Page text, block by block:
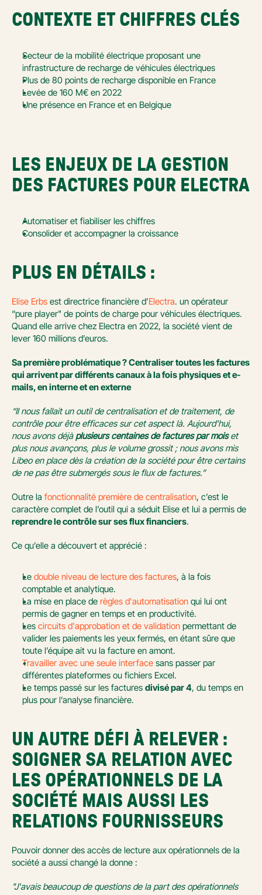
CONTEXTE ET CHIFFRES CLÉS
Secteur de la mobilité électrique proposant une
infrastructure de recharge de véhicules électriques
Plus de 80 points de recharge disponible en France
Levée de 160 M€ en 2022
Une présence en France et en Belgique
LES ENJEUX DE LA GESTION
DES FACTURES POUR ELECTRA
Automatiser et fiabiliser les chiffres
Consolider et accompagner la croissance
PLUS EN DÉTAILS :
Elise Erbs est directrice financière d’Electra. un opérateur
“pure player" de points de charge pour véhicules électriques.
Quand elle arrive chez Electra en 2022, la société vient de
lever 160 millions d’euros.
Sa première problématique ? Centraliser toutes les factures
qui arrivent par différents canaux à la fois physiques et e-
mails, en interne et en externe
“Il nous fallait un outil de centralisation et de traitement, de
contrôle pour être efficaces sur cet aspect là. Aujourd'hui,
nous avons déjà plusieurs centaines de factures par mois et
plus nous avançons, plus le volume grossit ; nous avons mis
Libeo en place dès la création de la société pour être certains
de ne pas être submergés sous le flux de factures.”
Outre la fonctionnalité première de centralisation, c’est le
reprendre le contrôle sur ses flux financiers.
Ce qu’elle a découvert et apprécié :
Le double niveau de lecture des factures, à la fois
comptable et analytique.
La mise en place de règles d'automatisation qui lui ont
permis de gagner en temps et en productivité.
Les circuits d'approbation et de validation permettant de
valider les paiements les yeux fermés, en étant sûre que
toute l’équipe ait vu la facture en amont.
Travailler avec une seule interface sans passer par
différentes plateformes ou fichiers Excel.
Le temps passé sur les factures divisé par 4, du temps en
plus pour l’analyse financière.
UN AUTRE DÉFI À RELEVER :
SOIGNER SA RELATION AVEC
LES OPÉRATIONNELS DE LA
SOCIÉTÉ MAIS AUSSI LES
RELATIONS FOURNISSEURS
Pouvoir donner des accès de lecture aux opérationnels de la
société a aussi changé la donne :
"J'avais beaucoup de questions de la part des opérationnels